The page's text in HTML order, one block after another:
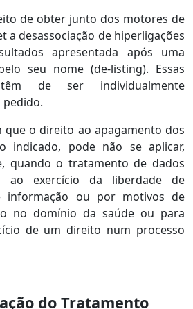
de obter junto dos motores de
a desassociação de hiperligações
apresentada após uma
seu nome (de-listing). Essas
têm de ser individualmente
pedido.
que o direito ao apagamento dos
indicado, pode não se aplicar,
quando o tratamento de dados
ao exercício da liberdade de
informação ou por motivos de
no domínio da saúde ou para
de um direito num processo
do Tratamento